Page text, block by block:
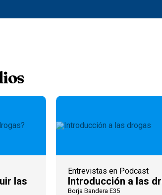
las
Entrevistas en Podcast
Introducción a las
Borja Bandera E35